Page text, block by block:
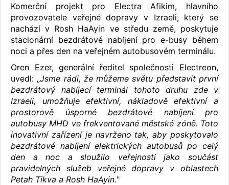
Komerční projekt pro Electra Afikim, hlavního
provozovatele veřejné dopravy v Izraeli, který se
nachází v Rosh HaAyin ve středu země, poskytuje
stacionární bezdrátové nabíjení pro e-busy během
noci a přes den na veřejném autobusovém terminálu.
Oren Ezer, generální ředitel společnosti Electreon,
uvedl: „Jsme rádi, že můžeme světu představit první
bezdrátový nabíjecí terminál tohoto druhu zde v
Izraeli, umožňuje efektivní, nákladově efektivní a
prostorově úsporné bezdrátové nabíjení pro
autobusy MHD ve frekventované městské zóně. Toto
inovativní zařízení je navrženo tak, aby poskytovalo
bezdrátové nabíjení elektrických autobusů po celý
den a noc a sloužilo veřejnosti jako součást
pravidelných služeb veřejné dopravy v oblastech
Petah Tikva a Rosh HaAyin."